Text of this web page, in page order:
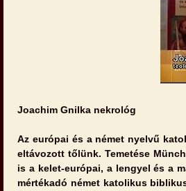
Joachim Gnilka nekrológ
Az európai és a német nyelvű
eltávozott tőlünk. Temetése
is a kelet-európai, a lengyel és a
mértékadó német katolikus